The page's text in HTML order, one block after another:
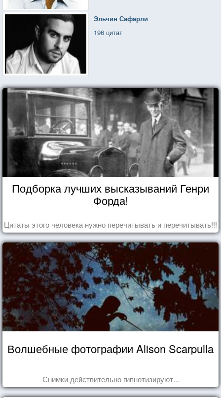
Эльчин Сафарли
196 цитат
Подборка лучших высказываний Генри
Форда!
Цитаты этого человека нужно перечитывать и перечитывать!!!
Волшебные фотографии Alison Scarpulla
Снимки действительно гипнотизируют...